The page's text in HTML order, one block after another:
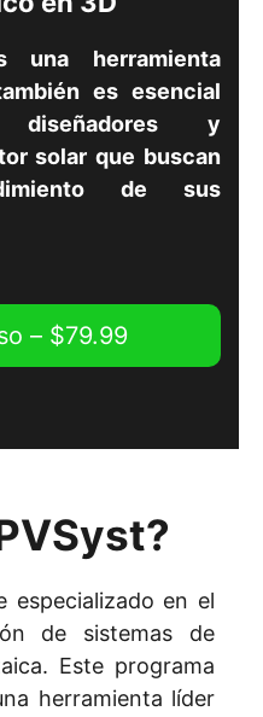
herramienta
es esencial
diseñadores y
solar que buscan
de sus
– $79.99
especializado en el
de sistemas de
Este programa
herramienta líder